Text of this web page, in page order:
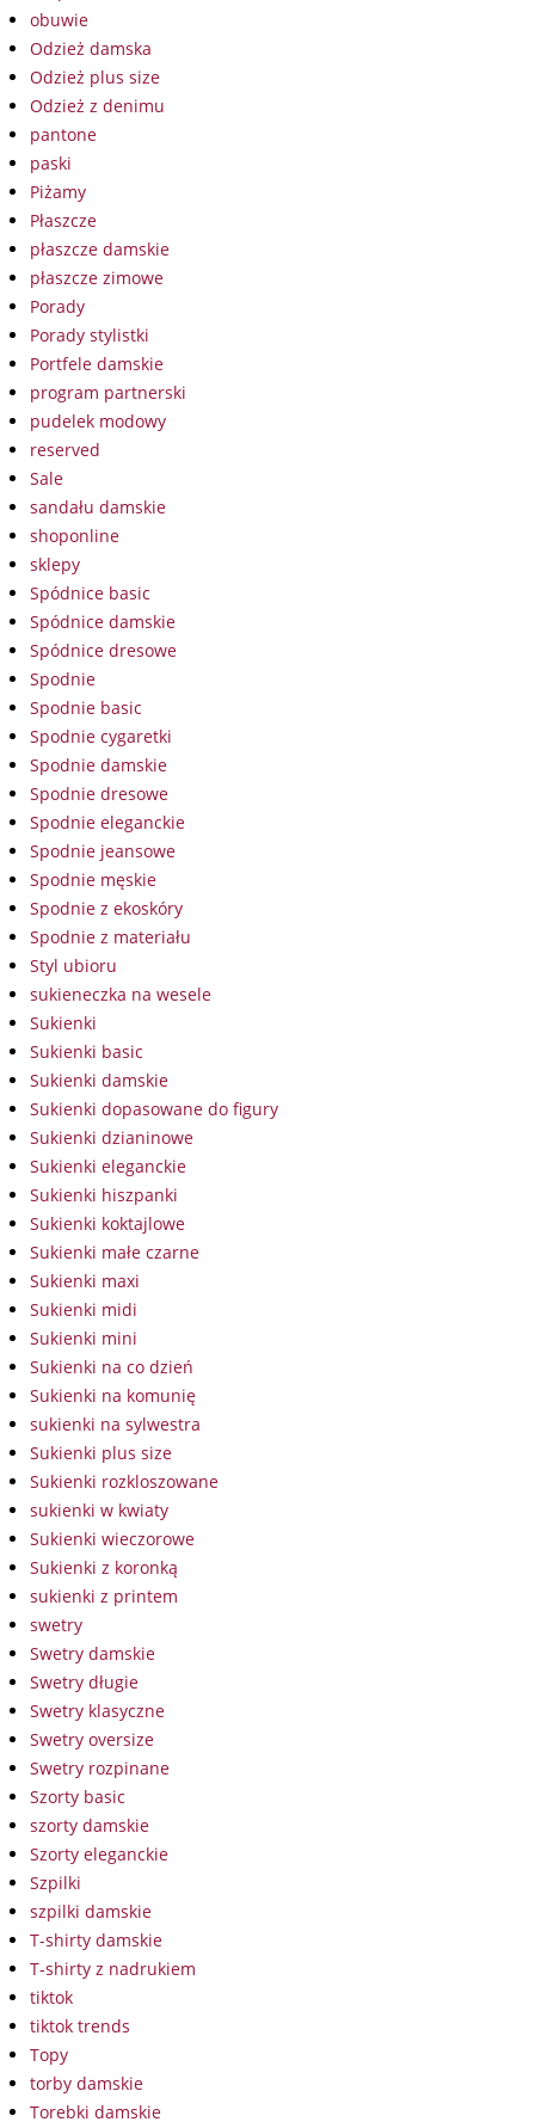
obuwie
Odzież damska
Odzież plus size
Odzież z denimu
pantone
paski
Piżamy
Płaszcze
płaszcze damskie
płaszcze zimowe
Porady
Porady stylistki
Portfele damskie
program partnerski
pudelek modowy
reserved
Sale
sandału damskie
shoponline
sklepy
Spódnice basic
Spódnice damskie
Spódnice dresowe
Spodnie
Spodnie basic
Spodnie cygaretki
Spodnie damskie
Spodnie dresowe
Spodnie eleganckie
Spodnie jeansowe
Spodnie męskie
Spodnie z ekoskóry
Spodnie z materiału
Styl ubioru
sukieneczka na wesele
Sukienki
Sukienki basic
Sukienki damskie
Sukienki dopasowane do figury
Sukienki dzianinowe
Sukienki eleganckie
Sukienki hiszpanki
Sukienki koktajlowe
Sukienki małe czarne
Sukienki maxi
Sukienki midi
Sukienki mini
Sukienki na co dzień
Sukienki na komunię
sukienki na sylwestra
Sukienki plus size
Sukienki rozkloszowane
sukienki w kwiaty
Sukienki wieczorowe
Sukienki z koronką
sukienki z printem
swetry
Swetry damskie
Swetry długie
Swetry klasyczne
Swetry oversize
Swetry rozpinane
Szorty basic
szorty damskie
Szorty eleganckie
Szpilki
szpilki damskie
T-shirty damskie
T-shirty z nadrukiem
tiktok
tiktok trends
Topy
torby damskie
Torebki damskie